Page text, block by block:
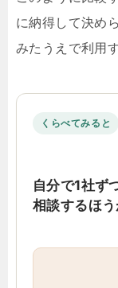
に納得して決め
みたうえで利用
くらべてみると
自分で1社ず
相談するほ